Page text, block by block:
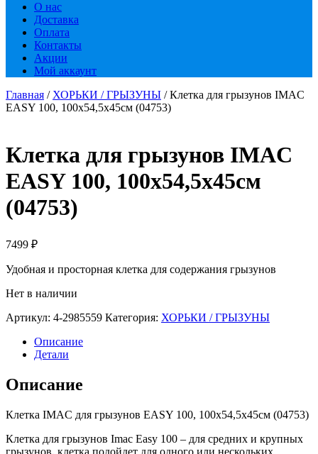
О нас
Доставка
Оплата
Контакты
Акции
Мой аккаунт
Главная / ХОРЬКИ / ГРЫЗУНЫ / Клетка для грызунов IMAC
EASY 100, 100х54,5х45см (04753)
Клетка для грызунов IMAC
EASY 100, 100х54,5х45см
(04753)
7499 ₽
Удобная и просторная клетка для содержания грызунов
Нет в наличии
Артикул: 4-2985559 Категория: ХОРЬКИ / ГРЫЗУНЫ
Описание
Детали
Описание
Клетка IMAC для грызунов EASY 100, 100х54,5х45см (04753)
Клетка для грызунов Imac Easy 100 – для средних и крупных
грызунов, клетка подойдет для одного или нескольких